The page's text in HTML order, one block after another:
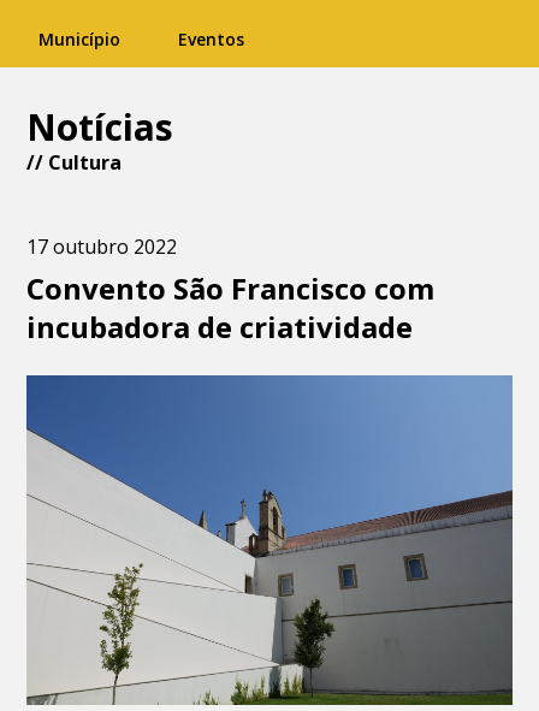
Município Eventos
Notícias
// Cultura
17 outubro 2022
Convento São Francisco com
incubadora de criatividade